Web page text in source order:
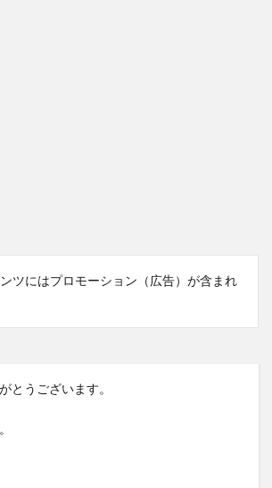
ツにはプロモーション（広告）が含まれ
とうございます。